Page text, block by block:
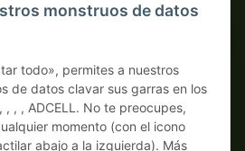
con descuento
monstruos de datos
todo», permites a nuestros
de datos clavar sus garras en los
, , , ADCELL. No te preocupes,
momento (con el icono
abajo a la izquierda). Más